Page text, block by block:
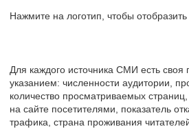
Нажмите на логотип, чтобы отобразить
Для каждого источника СМИ есть своя
указанием: численности аудитории,
количество просматриваемых
на сайте посетителями, показатель
трафика, страна проживания